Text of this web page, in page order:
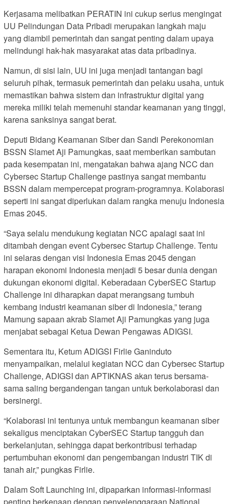
Kerjasama melibatkan PERATIN ini cukup serius mengingat
UU Pelindungan Data Pribadi merupakan langkah maju
yang diambil pemerintah dan sangat penting dalam upaya
melindungi hak-hak masyarakat atas data pribadinya.
Namun, di sisi lain, UU ini juga menjadi tantangan bagi
seluruh pihak, termasuk pemerintah dan pelaku usaha, untuk
memastikan bahwa sistem dan infrastruktur digital yang
mereka miliki telah memenuhi standar keamanan yang tinggi,
karena sanksinya sangat berat.
Deputi Bidang Keamanan Siber dan Sandi Perekonomian
BSSN Slamet Aji Pamungkas, saat memberikan sambutan
pada kesempatan ini, mengatakan bahwa ajang NCC dan
Cybersec Startup Challenge pastinya sangat membantu
BSSN dalam mempercepat program-programnya. Kolaborasi
seperti ini sangat diperlukan dalam rangka menuju Indonesia
Emas 2045.
“Saya selalu mendukung kegiatan NCC apalagi saat ini
ditambah dengan event Cybersec Startup Challenge. Tentu
ini selaras dengan visi Indonesia Emas 2045 dengan
harapan ekonomi Indonesia menjadi 5 besar dunia dengan
dukungan ekonomi digital. Keberadaan CyberSEC Startup
Challenge ini diharapkan dapat merangsang tumbuh
kembang industri keamanan siber di Indonesia,” terang
Mamung sapaan akrab Slamet Aji Pamungkas yang juga
menjabat sebagai Ketua Dewan Pengawas ADIGSI.
Sementara itu, Ketum ADIGSI Firlie Ganinduto
menyampaikan, melalui kegiatan NCC dan Cybersec Startup
Challenge, ADIGSI dan APTIKNAS akan terus bersama-
sama saling bergandengan tangan untuk berkolaborasi dan
bersinergi.
“Kolaborasi ini tentunya untuk membangun keamanan siber
sekaligus menciptakan CyberSEC Startup tangguh dan
berkelanjutan, sehingga dapat berkontribusi terhadap
pertumbuhan ekonomi dan pengembangan industri TIK di
tanah air,” pungkas Firlie.
Dalam Soft Launching ini, dipaparkan informasi-informasi
penting berkenaan dengan penyelenggaraan National